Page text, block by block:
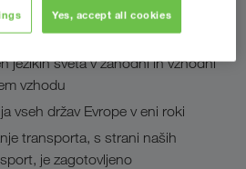
pri LKW WALTER
jezikih sveta v zahodni in vzhodni
vzhodu
vseh držav Evrope v eni roki
transporta, s strani naših
je zagotovljeno
Yes, accept all cookies